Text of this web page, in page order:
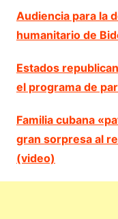
Audiencia para la
humanitario de
Estados
el programa de
Familia cubana
gran sorpresa al
(video)